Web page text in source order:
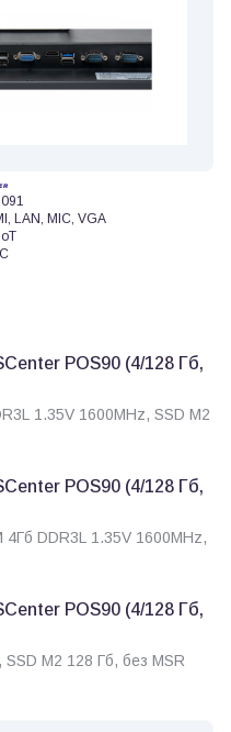
LAN, MIC, VGA
POS90 (4/128 Гб,
1.35V 1600MHz, SSD M2
POS90 (4/128 Гб,
DDR3L 1.35V 1600MHz,
POS90 (4/128 Гб,
M2 128 Гб, без MSR